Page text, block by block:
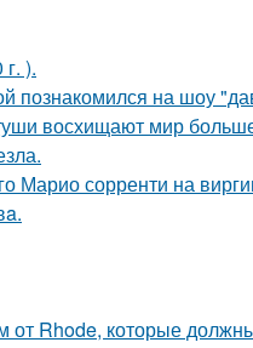
).
познакомился на шоу
восхищают мир
Марио сорренти на
от Rhode, которые